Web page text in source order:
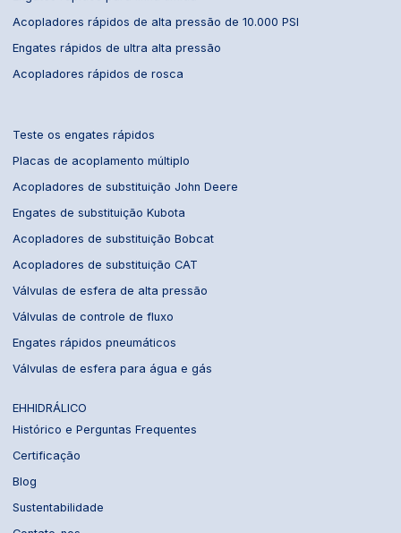
Acopladores rápidos de alta pressão de 10.000 PSI
Engates rápidos de ultra alta pressão
Acopladores rápidos de rosca
Teste os engates rápidos
Placas de acoplamento múltiplo
Acopladores de substituição John Deere
Engates de substituição Kubota
Acopladores de substituição Bobcat
Acopladores de substituição CAT
Válvulas de esfera de alta pressão
Válvulas de controle de fluxo
Engates rápidos pneumáticos
Válvulas de esfera para água e gás
EHHIDRÁLICO
Histórico e Perguntas Frequentes
Certificação
Blog
Sustentabilidade